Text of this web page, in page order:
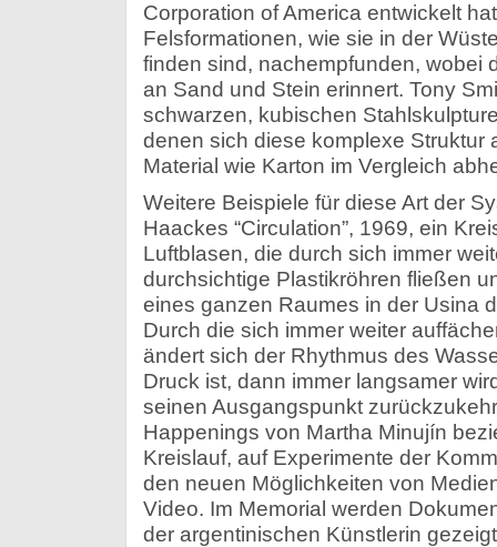
Corporation of America entwickelt
Felsformationen, wie sie in der
finden sind, nachempfunden, wobei
an Sand und Stein erinnert. Tony
schwarzen, kubischen
denen sich diese komplexe Struktur
Material wie Karton im Vergleich
Weitere Beispiele für diese Art der
Haackes “Circulation”, 1969, ein
Luftblasen, die durch sich immer
durchsichtige Plastikröhren fließen
eines ganzen Raumes in der Usina
Durch die sich immer weiter
ändert sich der Rhythmus des
Druck ist, dann immer langsamer
seinen Ausgangspunkt
Happenings von Martha Minujín
Kreislauf, auf Experimente der
den neuen Möglichkeiten von
Video. Im Memorial werden
der argentinischen Künstlerin